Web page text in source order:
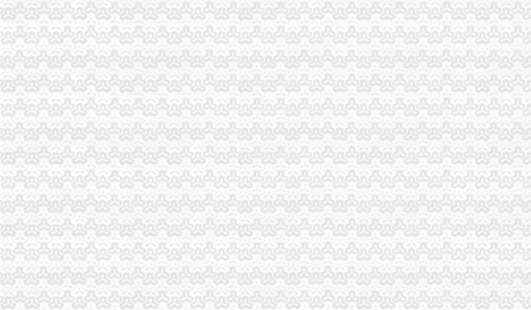
巴南局渝中区代办营业执照认真部署扎实开展食品安全监管工作
秀山局重庆代办公司凤凰山所化企业年检工作
我市渝中区代办公司一季度广告业平稳发展
市渝中区代办公司局召开全市工商系统理商业贿赂专项工作会议